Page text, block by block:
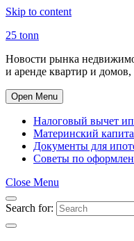
Skip to content
25 tonn
Новости рынка
и аренде квартир и
Open Menu
Налоговый вычет
Материнский
Документы для
Советы по
Close Menu
Search for: